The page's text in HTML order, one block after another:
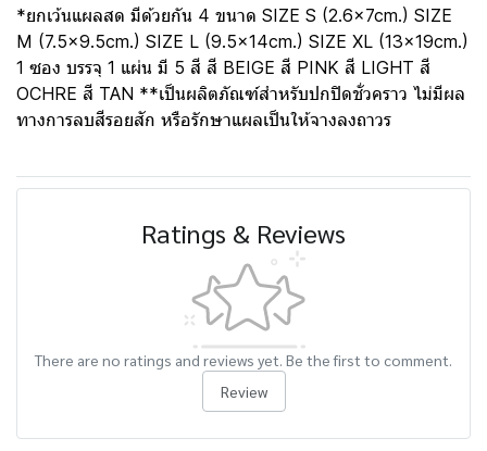
*ยกเว้นแผลสด มีด้วยกัน 4 ขนาด SIZE S (2.6x7cm.) SIZE
M (7.5x9.5cm.) SIZE L (9.5x14cm.) SIZE XL (13x19cm.)
1 ซอง บรรจุ 1 แผ่น มี 5 สี สี BEIGE สี PINK สี LIGHT สี
OCHRE สี TAN **เป็นผลิตภัณฑ์สำหรับปกปิดชั่วคราว ไม่มีผล
ทางการลบสีรอยสัก หรือรักษาแผลเป็นให้จางลงถาวร
Ratings & Reviews
There are no ratings and reviews yet. Be the first to comment.
Review